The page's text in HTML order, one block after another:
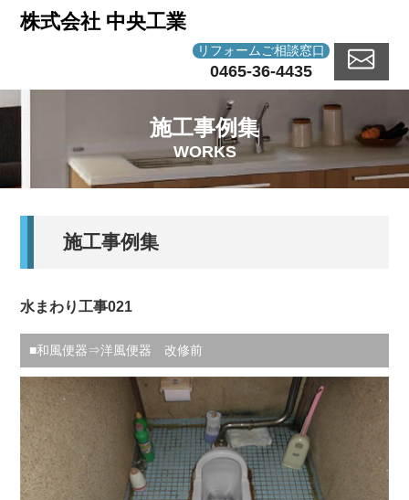
株式会社 中央工業
リフォームご相談窓口
0465-36-4435
施工事例集
WORKS
施工事例集
水まわり工事021
■和風便器⇒洋風便器 改修前